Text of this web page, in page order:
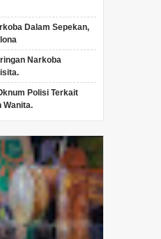
Dalam Sepekan,
Narkoba
Polisi Terkait
Wanita.